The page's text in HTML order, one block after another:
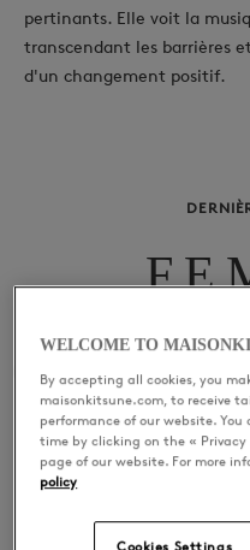
pertinants. Elle voit la
transcendant les barrières
d'un changement positif.
F E
01 F E M A L E
WELCOME TO
By accepting all cookies, you
maisonkitsune.com, to receive
performance of our website.
time by clicking on the «
page of our website. For more
policy
Cookies Settings